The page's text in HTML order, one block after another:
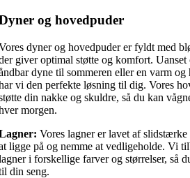
og hovedpuder
dyner og hovedpuder er fyldt med
giver optimal støtte og komfort. Uanset
dyne til sommeren eller en varm
vi den perfekte løsning til dig. Vores
din nakke og skuldre, så du kan
morgen.
Vores lagner er lavet af
ligge på og nemme at vedligeholde. Vi
i forskellige farver og størrelser, så
din seng.